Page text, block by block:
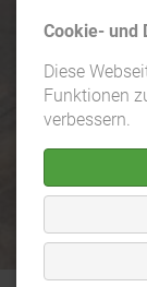
Cookie- und
Diese
Funktionen
verbessern.